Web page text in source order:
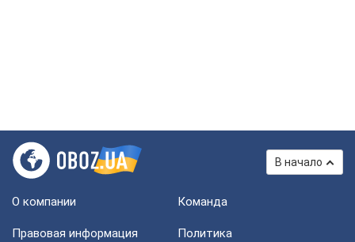
В начало
О компании Команда
Правовая информация
Политика